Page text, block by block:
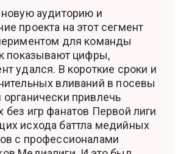
аудиторию и
проекта на этот сегмент
для команды
показывают цифры,
удался. В короткие сроки и
вливаний в посевы
привлечь
без игр фанатов Первой лиги
исхода баттла медийных
с профессионалами